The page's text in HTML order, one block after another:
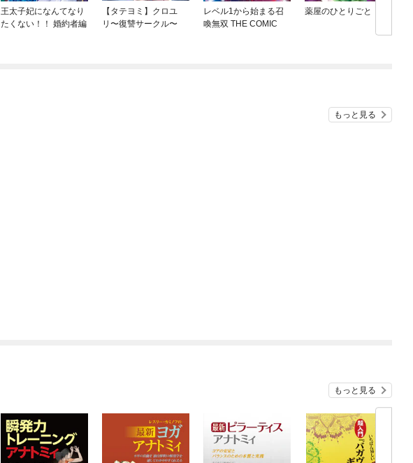
王太子妃になんてなり
たくない！！ 婚約者編
【タテヨミ】クロユ
リ〜復讐サークル〜
レベル1から始まる召
喚無双 THE COMIC
薬屋のひとりごと
もっと見る
もっと見る